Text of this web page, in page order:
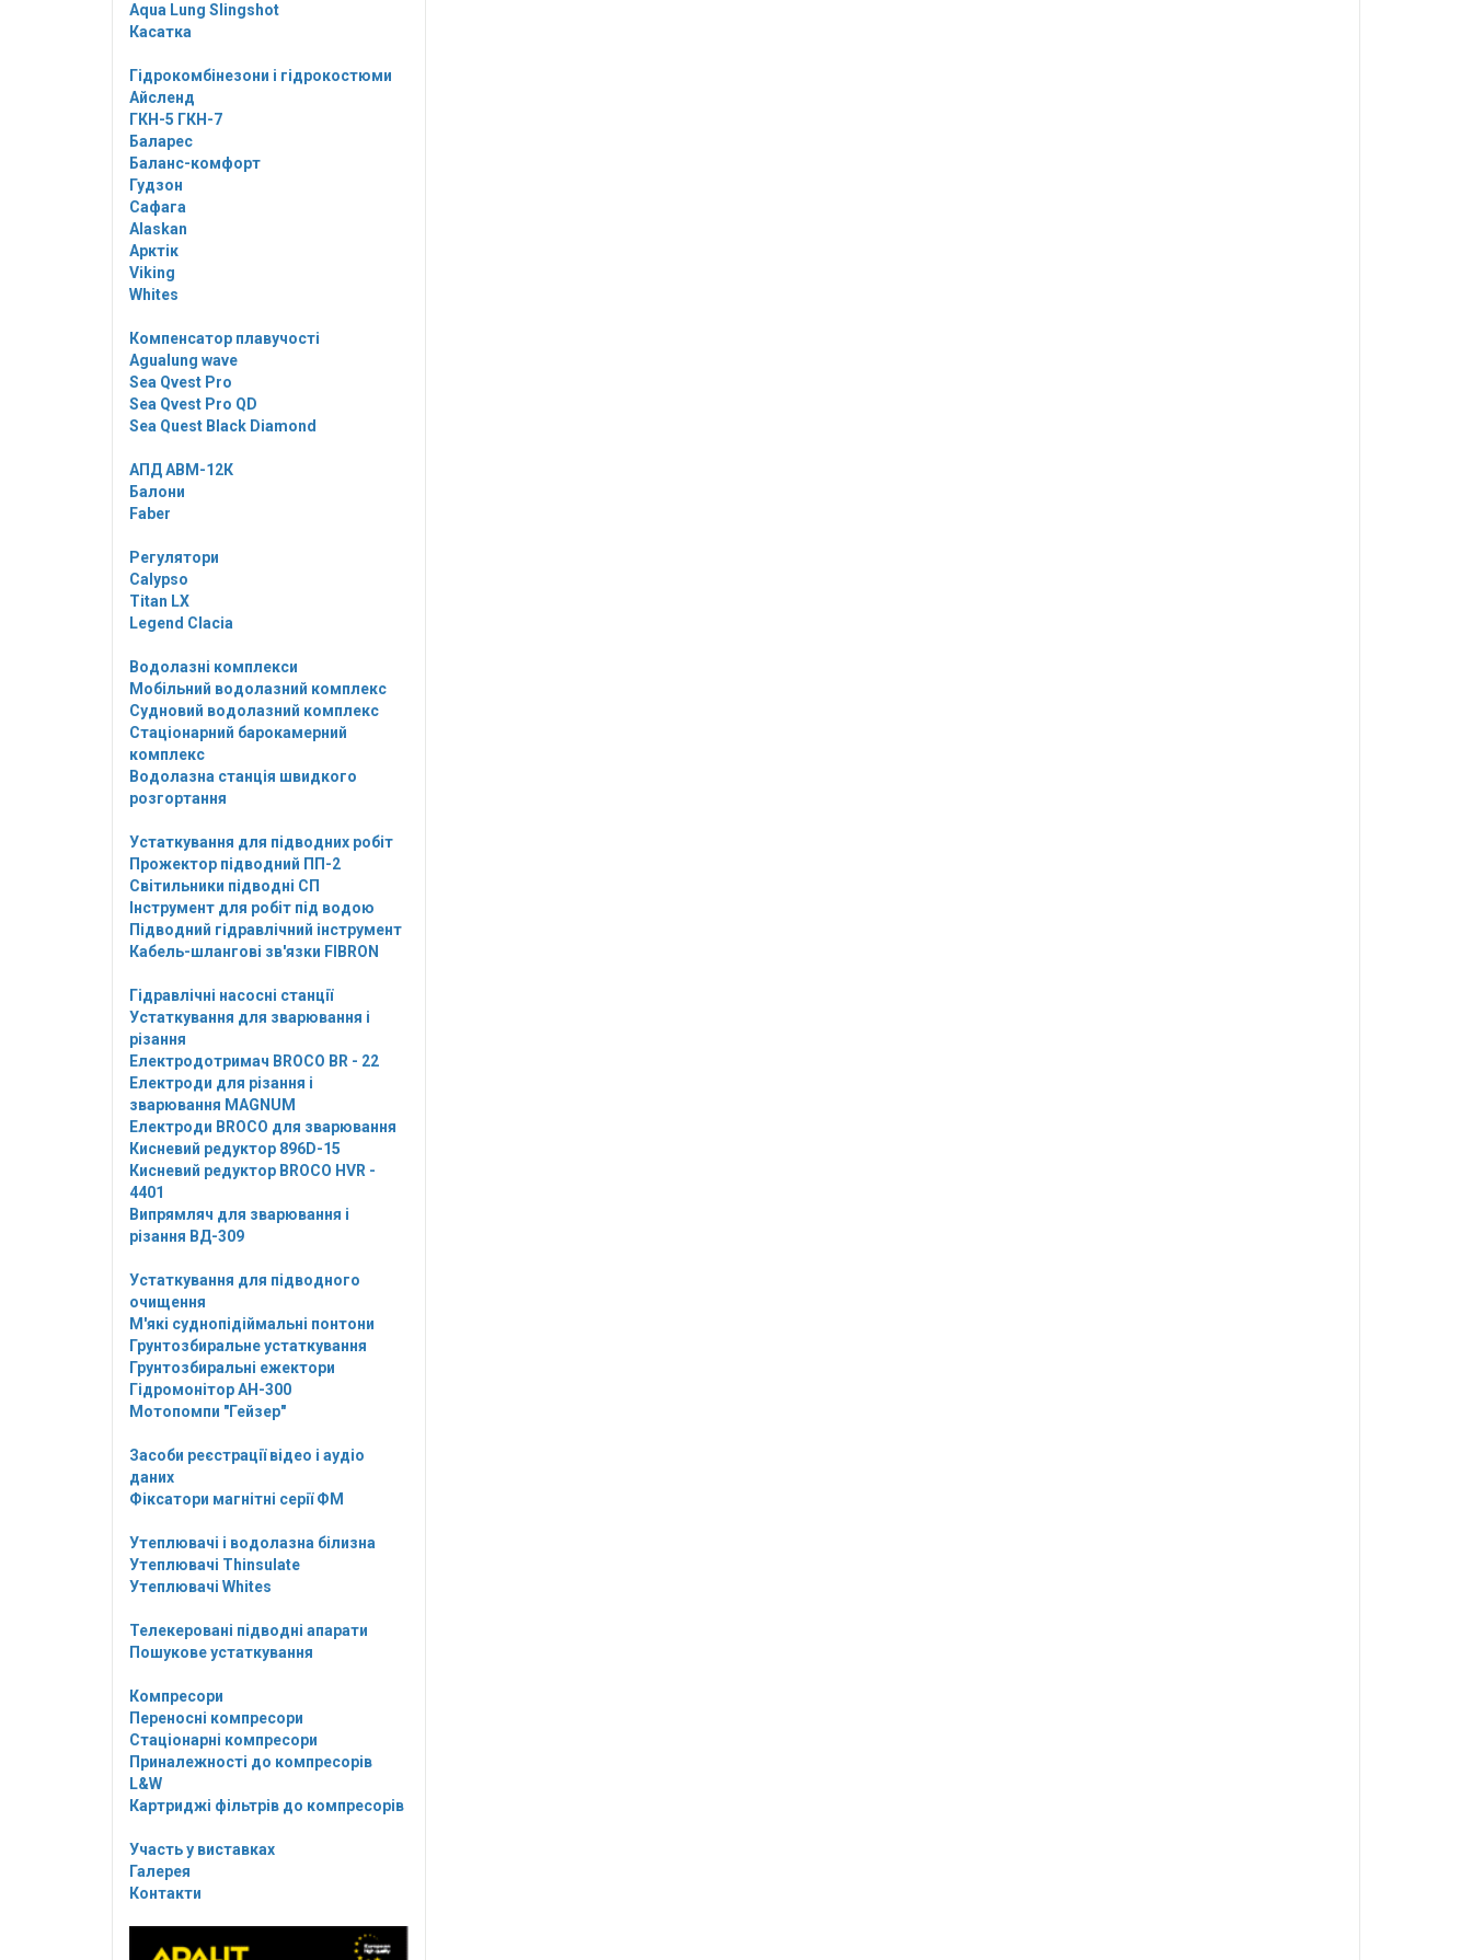
Aqua Lung Slingshot
Касатка
Гідрокомбінезони і гідрокостюми
Айсленд
ГКН-5 ГКН-7
Баларес
Баланс-комфорт
Гудзон
Сафага
Alaskan
Арктік
Viking
Whites
Компенсатор плавучості
Agualung wave
Sea Qvest Pro
Sea Qvest Pro QD
Sea Quest Black Diamond
АПД АВМ-12К
Балони
Faber
Регулятори
Calypso
Titan LX
Legend Clacia
Водолазні комплекси
Мобільний водолазний комплекс
Судновий водолазний комплекс
Стаціонарний барокамерний
комплекс
Водолазна станція швидкого
розгортання
Устаткування для підводних робіт
Прожектор підводний ПП-2
Світильники підводні СП
Інструмент для робіт під водою
Підводний гідравлічний інструмент
Кабель-шлангові зв'язки FIBRON
Гідравлічні насосні станції
Устаткування для зварювання і
різання
Електродотримач BROCO BR - 22
Електроди для різання і
зварювання MAGNUM
Електроди BROCO для зварювання
Кисневий редуктор 896D-15
Кисневий редуктор BROCO HVR -
4401
Випрямляч для зварювання і
різання ВД-309
Устаткування для підводного
очищення
М'які суднопідіймальні понтони
Грунтозбиральне устаткування
Грунтозбиральні ежектори
Гідромонітор АН-300
Мотопомпи "Гейзер"
Засоби реєстрації відео і аудіо
даних
Фіксатори магнітні серії ФМ
Утеплювачі і водолазна білизна
Утеплювачі Thinsulate
Утеплювачі Whites
Телекеровані підводні апарати
Пошукове устаткування
Компресори
Переносні компресори
Стаціонарні компресори
Приналежності до компресорів
L&W
Картриджі фільтрів до компресорів
Участь у виставках
Галерея
Контакти